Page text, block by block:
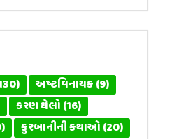
અષ્ટવિનાયક(9)
કરણ ઘેલો(16)
કુરબાનીની કથાઓ(20)